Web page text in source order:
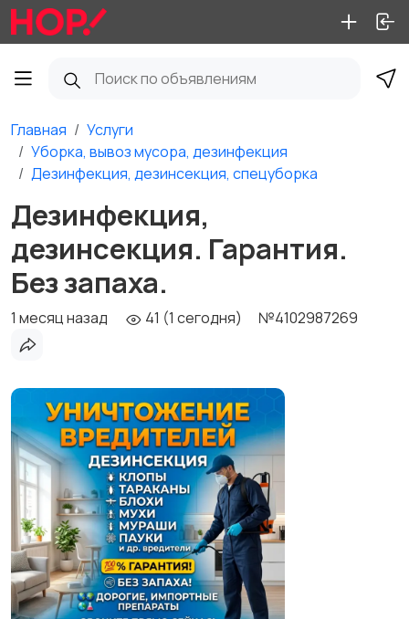
Главная
Услуги
Уборка, вывоз мусора, дезинфекция
Дезинфекция, дезинсекция, спецуборка
Дезинфекция,
дезинсекция. Гаpантия.
Без запаха.
1 месяц назад 41 (1 сегодня) №4102987269